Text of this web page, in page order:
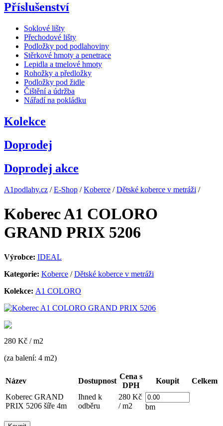
Příslušenství
Soklové lišty
Přechodové lišty
Podložky pod podlahoviny
Stěrkové hmoty a penetrace
Lepidla a tmelové hmoty
Rohožky a předložky
Podložky pod židle
Čištění a údržba
Nářadí na pokládku
Kolekce
Doprodej
Doprodej akce
A1podlahy.cz /E-Shop /Koberce /Dětské koberce v metráži /
Koberec A1 COLORO
GRAND PRIX 5206
Výrobce: IDEAL
Kategorie: Koberce /Dětské koberce v metráži
Kolekce: A1 COLORO
280 Kč / m2
(za balení: 4 m2)
Název Dostupnost
Cena s
DPH
Koupit
Celkem
Koberec GRAND
PRIX 5206 šíře 4m
Ihned k
odběru
280 Kč
/ m2
bm